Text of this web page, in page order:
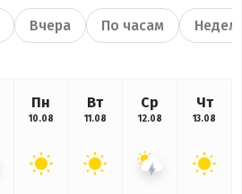
Вчера По часам
Пн
10.08
Вт
11.08
Ср
12.08
Чт
13.08